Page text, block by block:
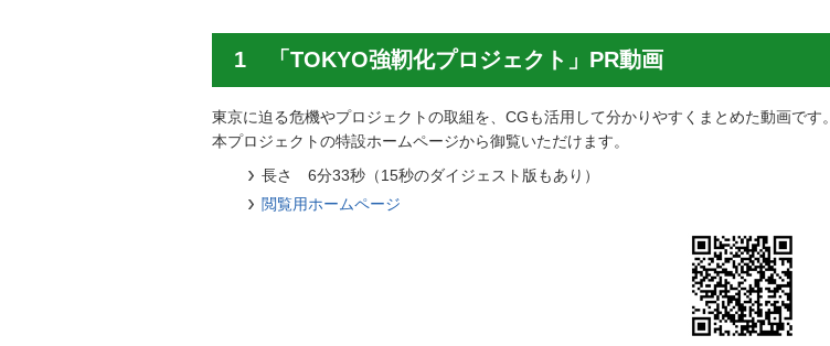
1 「TOKYO強靭化プロジェクト」PR動画
東京に迫る危機やプロジェクトの取組を、CGも活用して分かりやすくまとめた動画です。
本プロジェクトの特設ホームページから御覧いただけます。
長さ 6分33秒（15秒のダイジェスト版もあり）
閲覧用ホームページ